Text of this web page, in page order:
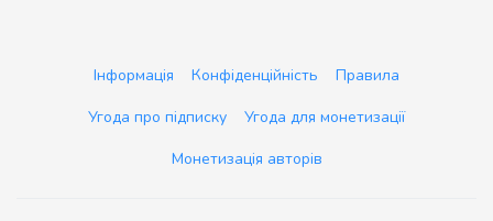
Інформація Конфіденційність
Правила
Угода про підписку
Угода для монетизації
Монетизація авторів